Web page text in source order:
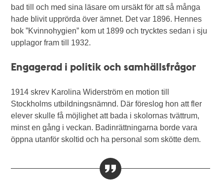
bad till och med sina läsare om ursäkt för att så många
hade blivit upprörda över ämnet. Det var 1896. Hennes
bok ”Kvinnohygien” kom ut 1899 och trycktes sedan i sju
upplagor fram till 1932.
Engagerad i politik och samhällsfrågor
1914 skrev Karolina Widerström en motion till
Stockholms utbildningsnämnd. Där föreslog hon att fler
elever skulle få möjlighet att bada i skolornas tvättrum,
minst en gång i veckan. Badinrättningarna borde vara
öppna utanför skoltid och ha personal som skötte dem.